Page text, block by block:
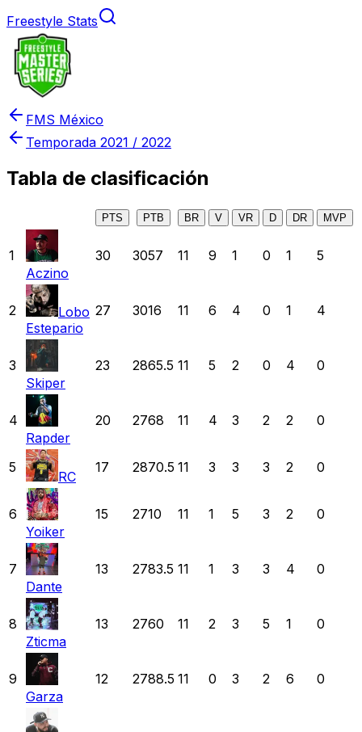
Freestyle Stats
FMS México
Temporada 2021 / 2022
Tabla de clasificación
PTS PTB BR V VR D DR MVP
1
Aczino
30 3057 11 9 1 0 1 5
2
Lobo
Estepario
27 3016 11 6 4 0 1 4
3
Skiper
23 2865.5 11 5 2 0 4 0
4
Rapder
20 2768 11 4 3 2 2 0
5
RC
17 2870.5 11 3 3 3 2 0
6
Yoiker
15 2710 11 1 5 3 2 0
7
Dante
13 2783.5 11 1 3 3 4 0
8
Zticma
13 2760 11 2 3 5 1 0
9
Garza
12 2788.5 11 0 3 2 6 0